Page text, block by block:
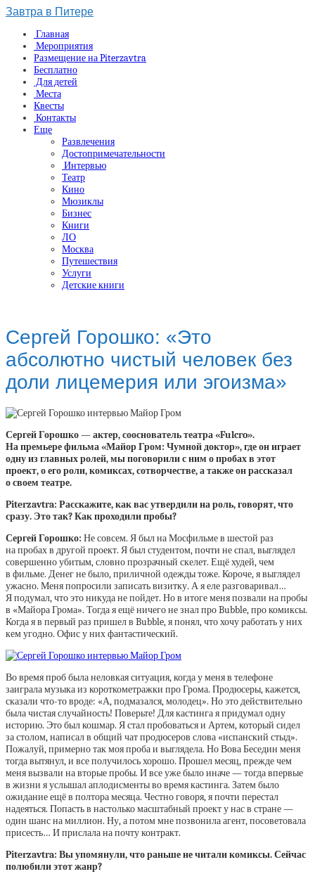
Завтра в Питере
Главная
Мероприятия
Размещение на Piterzavtra
Бесплатно
Для детей
Места
Квесты
Контакты
Еще
Развлечения
Достопримечательности
Интервью
Театр
Кино
Мюзиклы
Бизнес
Книги
ЛО
Москва
Путешествия
Услуги
Детские книги
Сергей Горошко: «Это
абсолютно чистый человек без
доли лицемерия или эгоизма»
Сергей Горошко — актер, сооснователь театра «Fulcro».
На премьере фильма «Майор Гром: Чумной доктор», где он играет
одну из главных ролей, мы поговорили с ним о пробах в этот
проект, о его роли, комиксах, сотворчестве, а также он рассказал
о своем театре.
Piterzavtra: Расскажите, как вас утвердили на роль, говорят, что
сразу. Это так? Как проходили пробы?
Сергей Горошко: Не совсем. Я был на Мосфильме в шестой раз
на пробах в другой проект. Я был студентом, почти не спал, выглядел
совершенно убитым, словно прозрачный скелет. Ещё худей, чем
в фильме. Денег не было, приличной одежды тоже. Короче, я выглядел
ужасно. Меня попросили записать визитку. А я еле разговаривал…
Я подумал, что это никуда не пойдет. Но в итоге меня позвали на пробы
в «Майора Грома». Тогда я ещё ничего не знал про Bubble, про комиксы.
Когда я в первый раз пришел в Bubble, я понял, что хочу работать у них
кем угодно. Офис у них фантастический.
Во время проб была неловкая ситуация, когда у меня в телефоне
заиграла музыка из короткометражки про Грома. Продюсеры, кажется,
сказали что-то вроде: «А, подмазался, молодец». Но это действительно
была чистая случайность! Поверьте! Для кастинга я придумал одну
историю. Это был кошмар. Я стал пробоваться и Артем, который сидел
за столом, написал в общий чат продюсеров слова «испанский стыд».
Пожалуй, примерно так моя проба и выглядела. Но Вова Беседин меня
тогда вытянул, и все получилось хорошо. Прошел месяц, прежде чем
меня вызвали на вторые пробы. И все уже было иначе — тогда впервые
в жизни я услышал аплодисменты во время кастинга. Затем было
ожидание ещё в полтора месяца. Честно говоря, я почти перестал
надеяться. Попасть в настолько масштабный проект у нас в стране —
один шанс на миллион. Ну, а потом мне позвонила агент, посоветовала
присесть… И прислала на почту контракт.
Piterzavtra: Вы упомянули, что раньше не читали комиксы. Сейчас
полюбили этот жанр?